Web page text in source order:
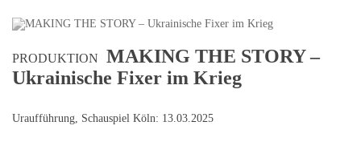
PRODUKTION
MAKING THE STORY –
Ukrainische Fixer im Krieg
Uraufführung, Schauspiel Köln: 13.03.2025